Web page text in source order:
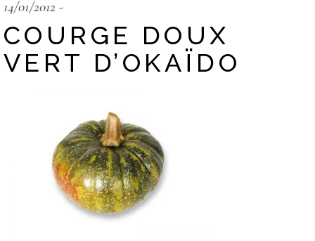
14/01/2012
COURGE DOUX
VERT D’OKAÏDO